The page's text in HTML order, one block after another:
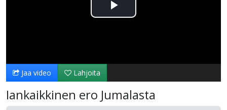
Toista
Jaa video Lahjoita
Iankaikkinen ero Jumalasta